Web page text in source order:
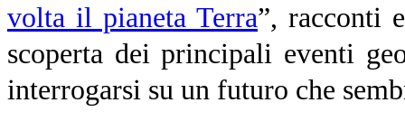
volta il pianeta Terra”, racconti
scoperta dei principali eventi
interrogarsi su un futuro che